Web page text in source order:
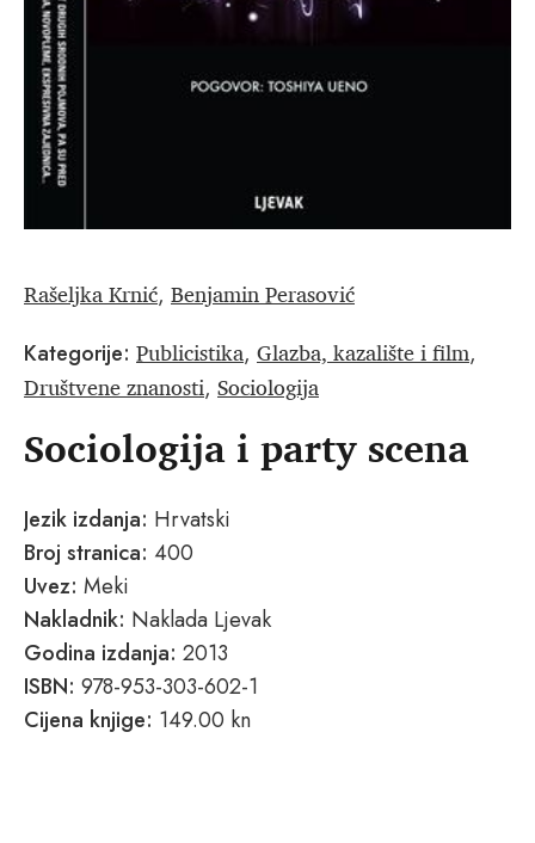
Rašeljka Krnić, Benjamin Perasović
Kategorije: Publicistika, Glazba, kazalište i film,
Društvene znanosti, Sociologija
Sociologija i party scena
Jezik izdanja: Hrvatski
Broj stranica: 400
Uvez: Meki
Nakladnik: Naklada Ljevak
Godina izdanja: 2013
ISBN: 978-953-303-602-1
Cijena knjige: 149.00 kn